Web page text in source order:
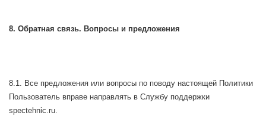
8. Обратная связь. Вопросы и предложения
8.1. Все предложения или вопросы по поводу настоящей Политики
Пользователь вправе направлять в Службу поддержки
spectehnic.ru.